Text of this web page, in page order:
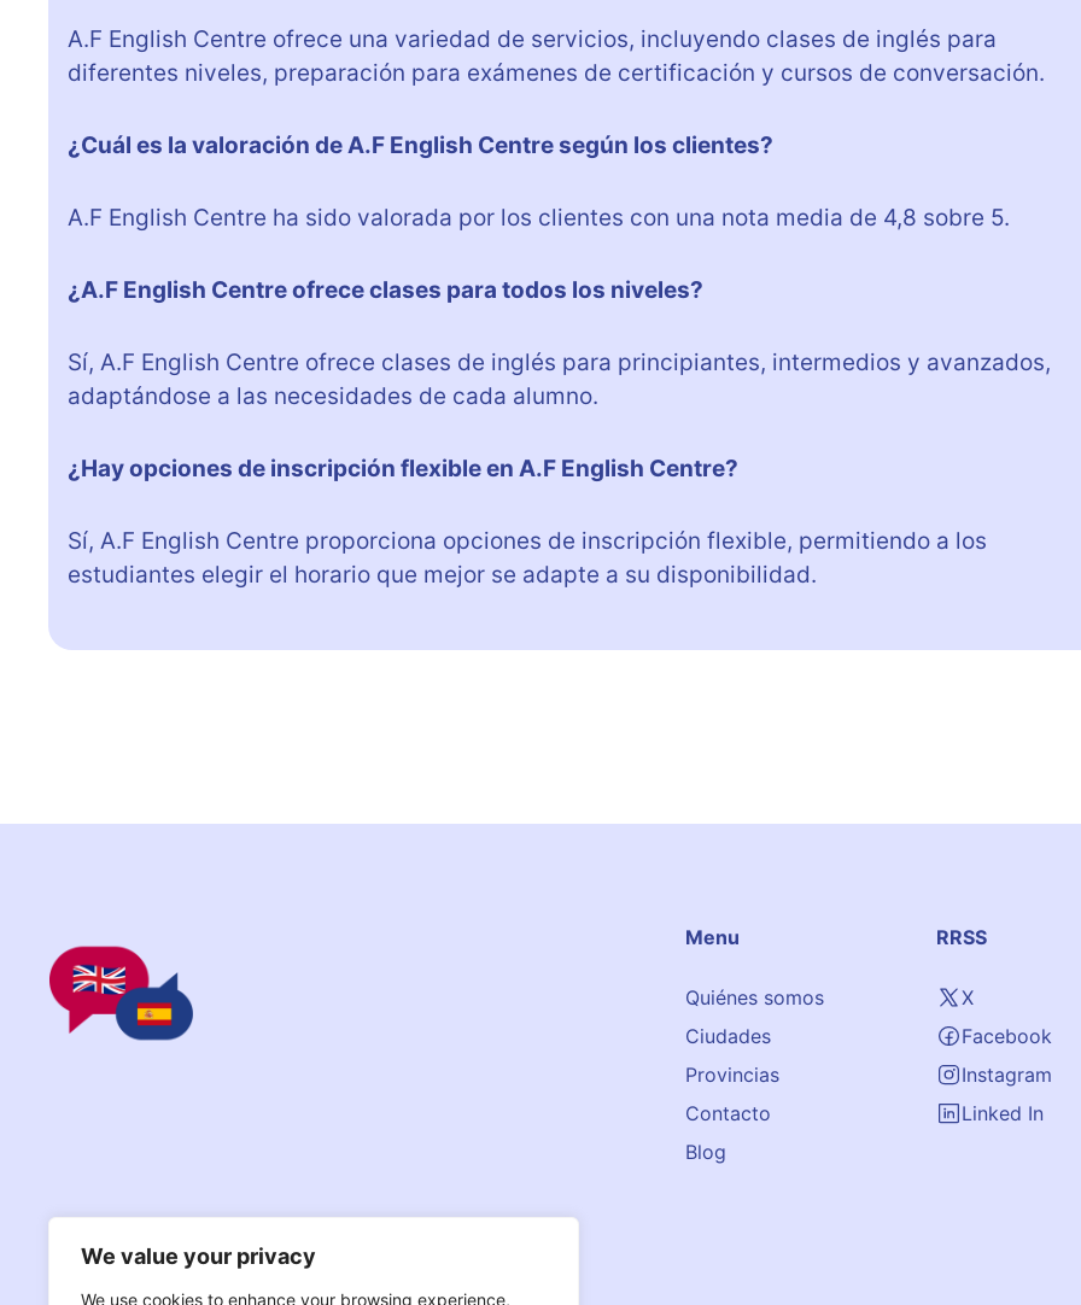
We value your privacy
We use cookies to enhance your browsing experience,
A.F English Centre ofrece una variedad de servicios, incluyendo clases de inglés para
diferentes niveles, preparación para exámenes de certificación y cursos de conversación.
¿Cuál es la valoración de A.F English Centre según los clientes?
A.F English Centre ha sido valorada por los clientes con una nota media de 4,8 sobre 5.
¿A.F English Centre ofrece clases para todos los niveles?
Sí, A.F English Centre ofrece clases de inglés para principiantes, intermedios y avanzados,
adaptándose a las necesidades de cada alumno.
¿Hay opciones de inscripción flexible en A.F English Centre?
Sí, A.F English Centre proporciona opciones de inscripción flexible, permitiendo a los
estudiantes elegir el horario que mejor se adapte a su disponibilidad.
Menu
Quiénes somos
Ciudades
Provincias
Contacto
Blog
RRSS
X
Facebook
Instagram
Linked In